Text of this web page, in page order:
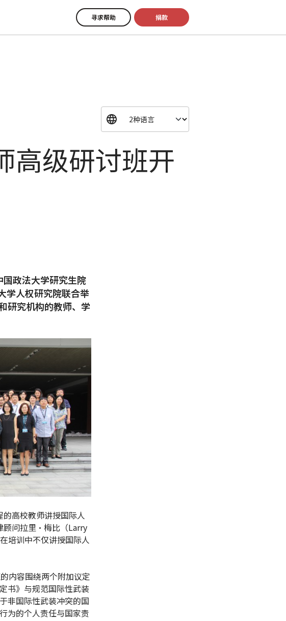
寻求帮助 捐款
高级研讨班开
政法大学研究生院
学人权研究院联合举
研究机构的教师、学
高校教师讲授国际人
顾问拉里·梅比（Larry
培训中不仅讲授国际人
内容围绕两个附加议定
书》与规范国际性武装
非国际性武装冲突的国
为的个人责任与国家责